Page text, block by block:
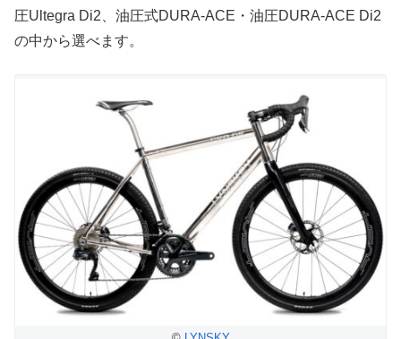
圧Ultegra Di2、油圧式DURA-ACE・油圧DURA-ACE Di2
の中から選べます。